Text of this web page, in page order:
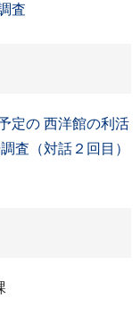
査
定の 西洋館の利活
査（対話２回目）